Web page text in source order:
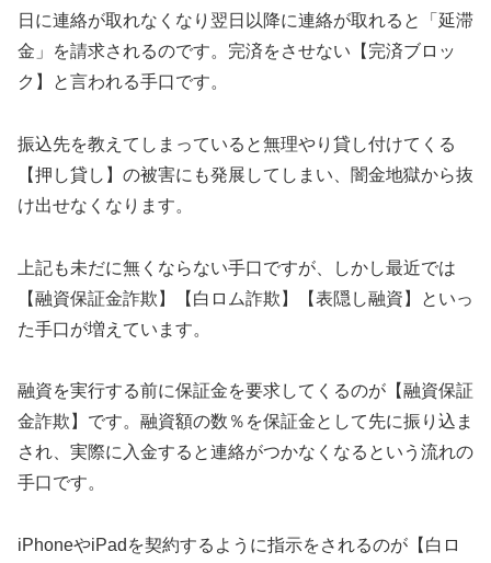
日に連絡が取れなくなり翌日以降に連絡が取れると「延滞
金」を請求されるのです。完済をさせない【完済ブロッ
ク】と言われる手口です。
振込先を教えてしまっていると無理やり貸し付けてくる
【押し貸し】の被害にも発展してしまい、闇金地獄から抜
け出せなくなります。
上記も未だに無くならない手口ですが、しかし最近では
【融資保証金詐欺】【白ロム詐欺】【表隠し融資】といっ
た手口が増えています。
融資を実行する前に保証金を要求してくるのが【融資保証
金詐欺】です。融資額の数％を保証金として先に振り込ま
され、実際に入金すると連絡がつかなくなるという流れの
手口です。
iPhoneやiPadを契約するように指示をされるのが【白ロ